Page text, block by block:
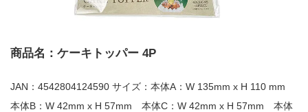
商品名：ケーキトッパー 4P
JAN：4542804124590 サイズ：本体A：W 135mm x H 110 mm
本体B：W 42mm x H 57mm 本体C：W 42mm x H 57mm 本体